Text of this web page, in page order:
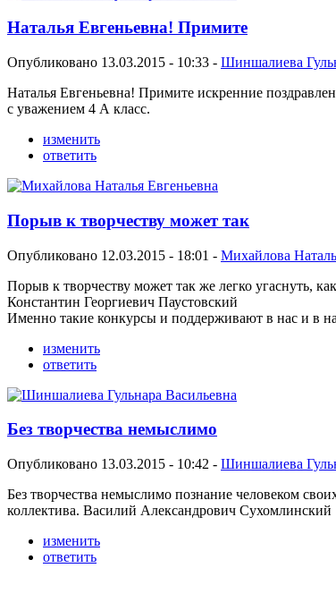
Наталья Евгеньевна! Примите
Опубликовано 13.03.2015 - 10:33 - Шиншалиева
Наталья Евгеньевна! Примите искренние
с уважением 4 А класс.
изменить
ответить
Порыв к творчеству может так
Опубликовано 12.03.2015 - 18:01 - Михайлова
Порыв к творчеству может так же легко угаснуть,
Константин Георгиевич Паустовский
Именно такие конкурсы и поддерживают в нас и в
изменить
ответить
Без творчества немыслимо
Опубликовано 13.03.2015 - 10:42 - Шиншалиева
Без творчества немыслимо познание человеком
коллектива. Василий Александрович Сухомлинский
изменить
ответить